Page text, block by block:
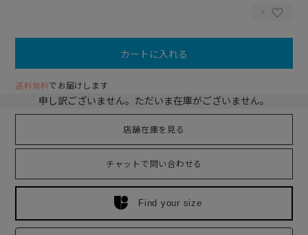
カートに入れる
送料無料でお届けします
申し訳ございません。ただいま在庫がございません。
店舗在庫を見る
チャットで問い合わせる
Find your size